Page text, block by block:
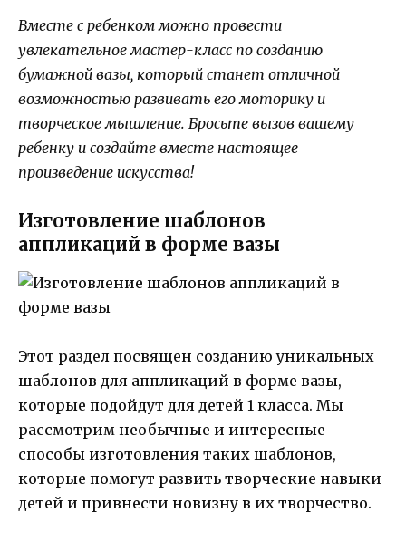
Вместе с ребенком можно провести
увлекательное мастер-класс по созданию
бумажной вазы, который станет отличной
возможностью развивать его моторику и
творческое мышление. Бросьте вызов вашему
ребенку и создайте вместе настоящее
произведение искусства!
Изготовление шаблонов
аппликаций в форме вазы
Этот раздел посвящен созданию уникальных
шаблонов для аппликаций в форме вазы,
которые подойдут для детей 1 класса. Мы
рассмотрим необычные и интересные
способы изготовления таких шаблонов,
которые помогут развить творческие навыки
детей и привнести новизну в их творчество.